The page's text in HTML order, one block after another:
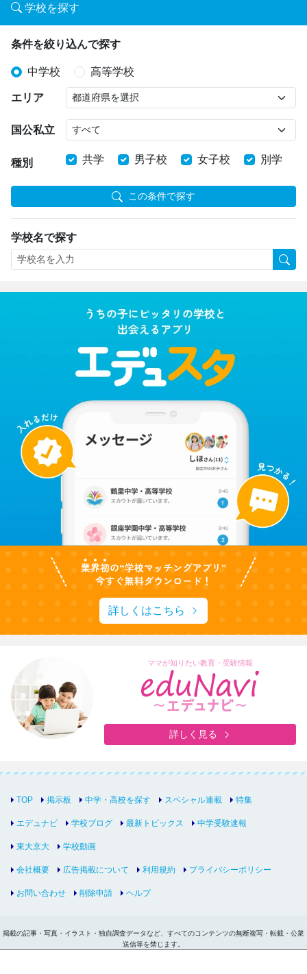
学校を探す
条件を絞り込んで探す
中学校 高等学校
エリア
国公私立
種別 共学 男子校 女子校 別学
この条件で探す
学校名で探す
詳しくはこちら
ママが知りたい教育・受験情報
詳しく見る
TOP 掲示板 中学・高校を探す スペシャル連載 特集
エデュナビ 学校ブログ 最新トピックス 中学受験速報
東大京大 学校動画
会社概要 広告掲載について 利用規約 プライバシーポリシー
お問い合わせ 削除申請 ヘルプ
掲載の記事・写真・イラスト・独自調査データなど、すべてのコンテンツの無断複写・転載・公衆
送信等を禁じます。